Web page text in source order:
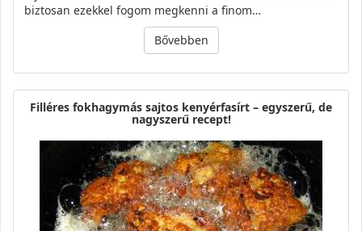
biztosan ezekkel fogom megkenni a finom…
Bővebben
Filléres fokhagymás sajtos kenyérfasírt – egyszerű, de
nagyszerű recept!